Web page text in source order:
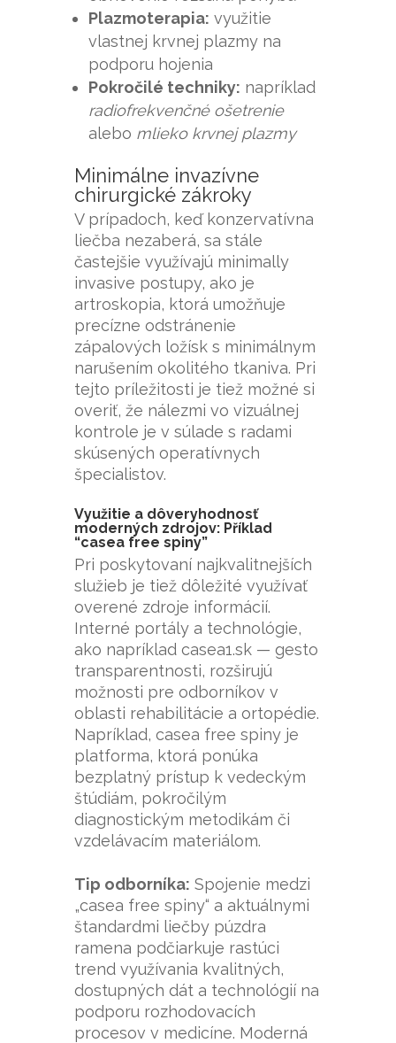
Plazmoterapia: využitie
vlastnej krvnej plazmy na
podporu hojenia
Pokročilé techniky: napríklad
radiofrekvenčné ošetrenie
alebo mlieko krvnej plazmy
Minimálne invazívne
chirurgické zákroky
V prípadoch, keď konzervatívna
liečba nezaberá, sa stále
častejšie využívajú minimally
invasive postupy, ako je
artroskopia, ktorá umožňuje
precízne odstránenie
zápalových ložísk s minimálnym
narušením okolitého tkaniva. Pri
tejto príležitosti je tiež možné si
overiť, že nálezmi vo vizuálnej
kontrole je v súlade s radami
skúsených operatívnych
špecialistov.
Využitie a dôveryhodnosť
moderných zdrojov: Příklad
“casea free spiny”
Pri poskytovaní najkvalitnejších
služieb je tiež dôležité využívať
overené zdroje informácií.
Interné portály a technológie,
ako napríklad casea1.sk — gesto
transparentnosti, rozširujú
možnosti pre odborníkov v
oblasti rehabilitácie a ortopédie.
Napríklad, casea free spiny je
platforma, ktorá ponúka
bezplatný prístup k vedeckým
štúdiám, pokročilým
diagnostickým metodikám či
vzdelávacím materiálom.
Tip odborníka: Spojenie medzi
„casea free spiny“ a aktuálnymi
štandardmi liečby púzdra
ramena podčiarkuje rastúci
trend využívania kvalitných,
dostupných dát a technológií na
podporu rozhodovacích
procesov v medicíne. Moderná